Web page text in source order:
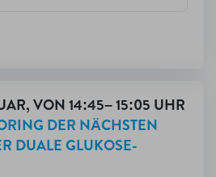
VON 14:45– 15:05 UHR
DER NÄCHSTEN
DUALE GLUKOSE-